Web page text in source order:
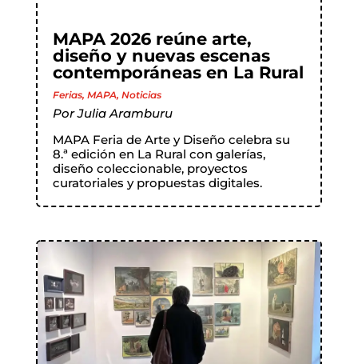
MAPA 2026 reúne arte,
diseño y nuevas escenas
contemporáneas en La Rural
Ferias, MAPA, Noticias
PorJulia Aramburu
MAPA Feria de Arte y Diseño celebra su
8.ª edición en La Rural con galerías,
diseño coleccionable, proyectos
curatoriales y propuestas digitales.